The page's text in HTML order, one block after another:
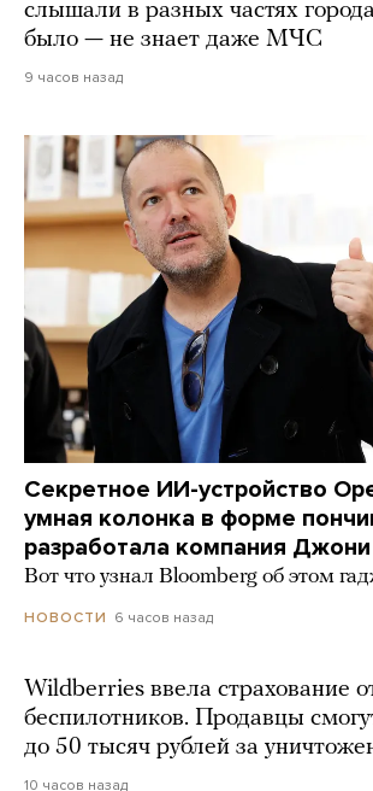
слышали в разных частях
было — не знает даже МЧС
9 часов назад
Секретное ИИ-устройство
умная колонка в форме
разработала компания
Вот что узнал Bloomberg об этом
НОВОСТИ 6 часов назад
Wildberries ввела страхование
беспилотников. Продавцы
до 50 тысяч рублей за
10 часов назад